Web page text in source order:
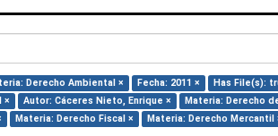
Derecho Ambiental × Fecha: 2011 ×
Has File(s):
× Autor: Cáceres Nieto, Enrique × Materia: Derecho
Materia: Derecho Fiscal × Materia: Derecho Mercantil